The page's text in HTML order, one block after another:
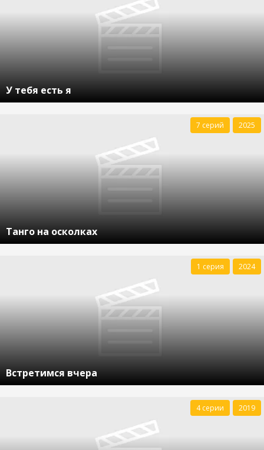
У тебя есть я
Танго на осколках
7 серий 2025
Встретимся вчера
1 серия 2024
4 серии 2019